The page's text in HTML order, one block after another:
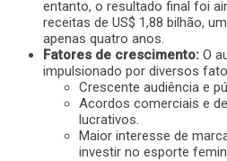
entanto, o resultado final foi
receitas de US$ 1,88 bilhão,
apenas quatro anos.
Fatores de crescimento: O
impulsionado por diversos
Crescente audiência e
Acordos comerciais e
lucrativos.
Maior interesse de
investir no esporte